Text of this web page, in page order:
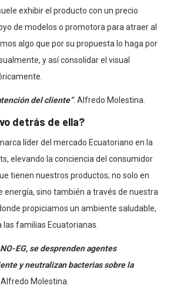
exhibir el producto con un precio
de modelos o promotora para atraer al
algo que por su propuesta lo haga por
y así consolidar el visual
del cliente”. Alfredo Molestina.
detrás de ella?
líder del mercado Ecuatoriano en la
elevando la conciencia del consumidor
tienen nuestros productos; no solo en
energía, sino también a través de nuestra
propiciamos un ambiente saludable,
las familias Ecuatorianas.
EG, se desprenden agentes
y neutralizan bacterias sobre la
Molestina.